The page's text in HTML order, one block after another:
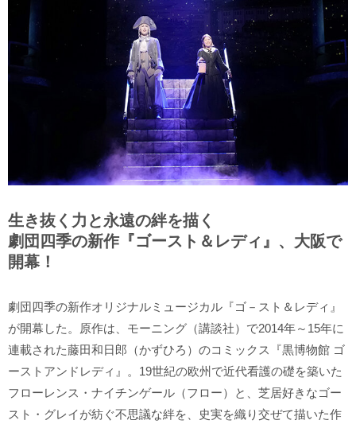
生き抜く力と永遠の絆を描く
劇団四季の新作『ゴースト＆レディ』、大阪で
開幕！
劇団四季の新作オリジナルミュージカル『ゴ－スト＆レディ』
が開幕した。原作は、モーニング（講談社）で2014年～15年に
連載された藤田和日郎（かずひろ）のコミックス『黒博物館 ゴ
ーストアンドレディ』。19世紀の欧州で近代看護の礎を築いた
フローレンス・ナイチンゲール（フロー）と、芝居好きなゴー
スト・グレイが紡ぐ不思議な絆を、史実を織り交ぜて描いた作